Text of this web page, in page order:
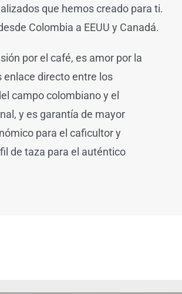
que hemos creado para ti.
Colombia a EEUU y Canadá.
por el café, es amor por la
enlace directo entre los
campo colombiano y el
y es garantía de mayor
para el caficultor y
de taza para el auténtico